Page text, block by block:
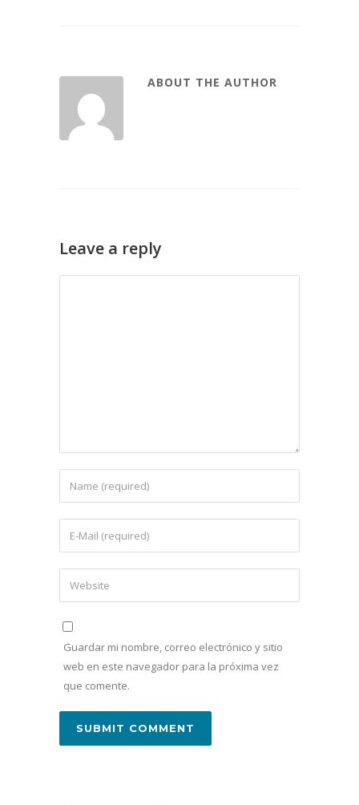
ABOUT THE AUTHOR
Leave a reply
Guardar mi nombre, correo electrónico y sitio
web en este navegador para la próxima vez
que comente.